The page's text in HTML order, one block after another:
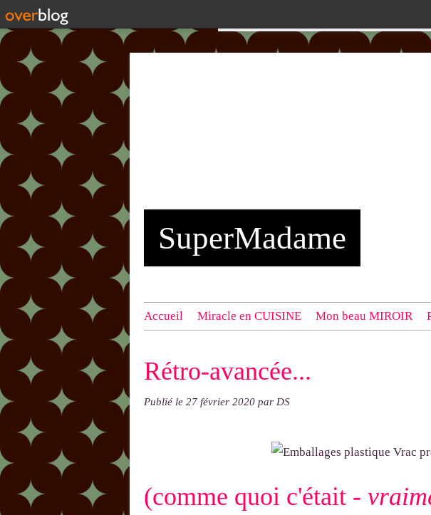
SuperMadame
Accueil Miracle en CUISINE Mon beau MIROIR
exemple : "Bonnet cloche From Annie", "Veste Rue
Rétro-avancée...
Publié le 27 février 2020 par DS
(comme quoi c'était -